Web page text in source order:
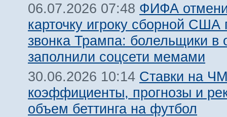
06.07.2026 07:48 ФИФА
карточку игроку сборной США
звонка Трампа: болельщики в
заполнили соцсети мемами
30.06.2026 10:14 Ставки на
коэффициенты, прогнозы и
объем беттинга на футбол